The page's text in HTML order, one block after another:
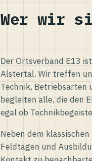
Wer wir
Der Ortsverband E13
Alstertal. Wir treffen
Technik, Betriebsarten
begleiten alle, die den
egal ob
Neben dem
Feldtagen und